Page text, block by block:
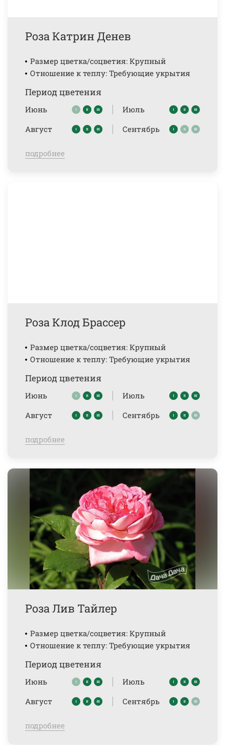
Роза Катрин Денев
Размер цветка/соцветия: Крупный
Отношение к теплу: Требующие укрытия
Период цветения
Июнь
Июль
Август
Сентябрь
подробнее
Роза Клод Брассер
Размер цветка/соцветия: Крупный
Отношение к теплу: Требующие укрытия
Период цветения
Июнь
Июль
Август
Сентябрь
подробнее
Роза Лив Тайлер
Размер цветка/соцветия: Крупный
Отношение к теплу: Требующие укрытия
Период цветения
Июнь
Июль
Август
Сентябрь
подробнее